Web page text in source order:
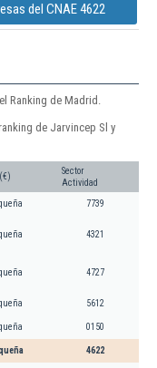
del CNAE 4622
Ranking de Madrid.
de Jarvincep Sl y
Sector
Actividad
7739
4321
4727
5612
0150
4622